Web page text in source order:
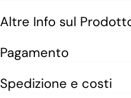
Altre Info sul
Pagamento
Spedizione e costi